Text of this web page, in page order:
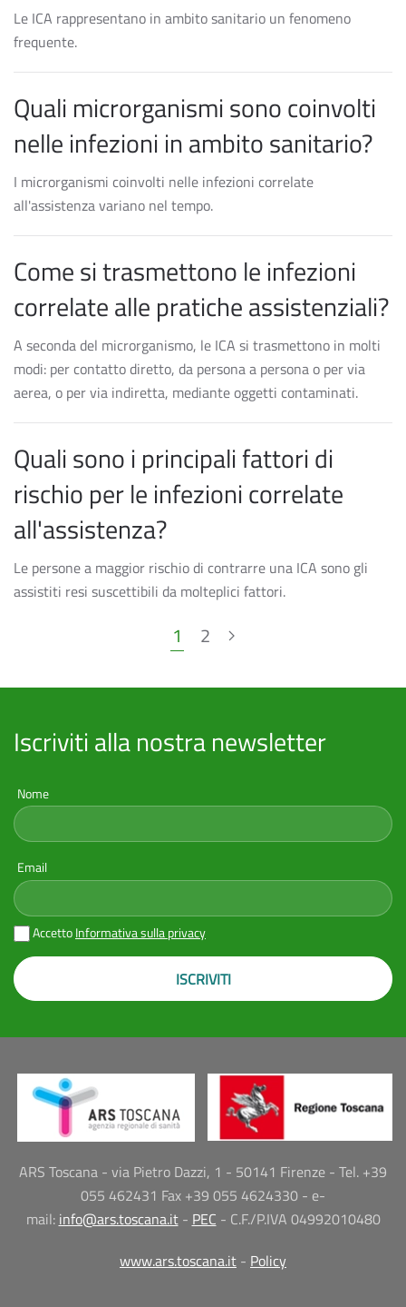
Le ICA rappresentano in ambito sanitario un fenomeno
frequente.
Quali microrganismi sono coinvolti
nelle infezioni in ambito sanitario?
I microrganismi coinvolti nelle infezioni correlate
all'assistenza variano nel tempo.
Come si trasmettono le infezioni
correlate alle pratiche assistenziali?
A seconda del microrganismo, le ICA si trasmettono in molti
modi: per contatto diretto, da persona a persona o per via
aerea, o per via indiretta, mediante oggetti contaminati.
Quali sono i principali fattori di
rischio per le infezioni correlate
all'assistenza?
Le persone a maggior rischio di contrarre una ICA sono gli
assistiti resi suscettibili da molteplici fattori.
1 2
Iscriviti alla nostra newsletter
Nome
Email
AccettoInformativa sulla privacy
ISCRIVITI
ARS Toscana - via Pietro Dazzi, 1 - 50141 Firenze - Tel. +39
055 462431 Fax +39 055 4624330 - e-
mail: info@ars.toscana.it- PEC - C.F./P.IVA 04992010480
www.ars.toscana.it - Policy